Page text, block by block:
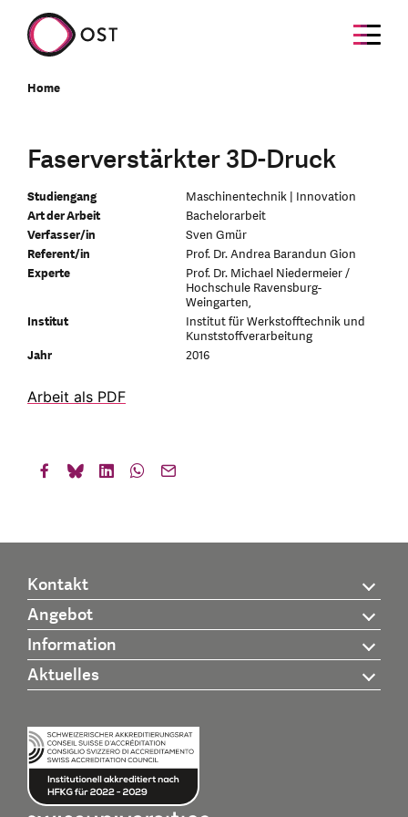
Home
Faserverstärkter 3D-Druck
Studiengang
Maschinentechnik | Innovation
Art der Arbeit
Bachelorarbeit
Verfasser/in
Sven Gmür
Referent/in
Prof. Dr. Andrea Barandun Gion
Experte
Prof. Dr. Michael Niedermeier /
Hochschule Ravensburg-
Weingarten,
Institut
Institut für Werkstofftechnik und
Kunststoffverarbeitung
Jahr
2016
Arbeit als PDF
Kontakt
Angebot
Information
Aktuelles